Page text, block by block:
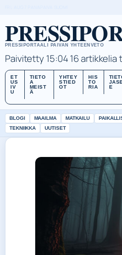
PRESSIPORTAALI PAIVAN YHTEENVETO
Paivitetty 15:0416 artikkelia
ET
US
IV
U
TIETO
A
MEIST
Ä
YHTEY
STIED
OT
HIS
TO
RIA
E
BLOGI MAAILMA MATKAILU
TEKNIIKKA
UUTISET